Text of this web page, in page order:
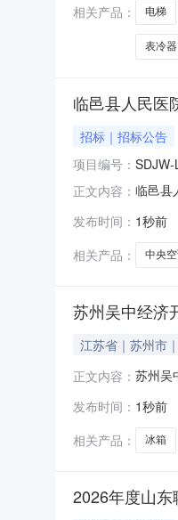
相关产品：
电梯
表冷器
临邑县人民医
招标｜招标公告
项目编号：
正文内容： 临邑县
购项
发布时间： 1秒前
相关产品：
中央空
苏州吴中经济
江苏省｜苏州市
正文内容： 苏州吴
村三
欠物
品介绍
发布时间： 1秒前
相关产品：
冰箱
2026年度山